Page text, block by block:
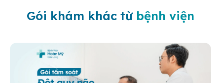
Gói khám khác từ bệnh viện